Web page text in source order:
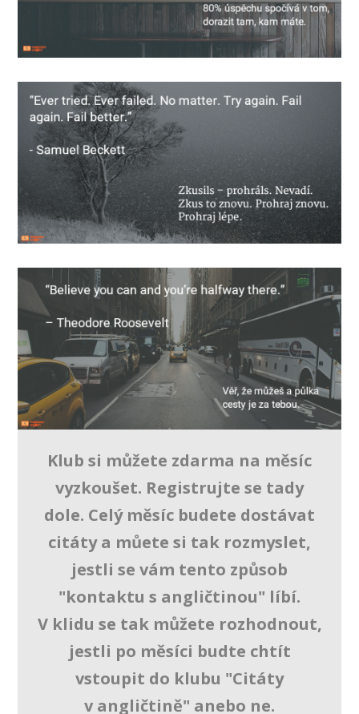
Klub si můžete zdarma na měsíc
vyzkoušet. Registrujte se tady
dole. Celý měsíc budete dostávat
citáty a můete si tak rozmyslet,
jestli se vám tento způsob
"kontaktu s angličtinou" líbí.
V klidu se tak můžete rozhodnout,
jestli po měsíci budte chtít
vstoupit do klubu "Citáty
v angličtině" anebo ne.